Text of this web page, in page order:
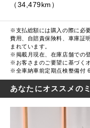
（34,479km）
※支払総額には購入の際に必
費用、自賠責保険料、車庫証
まれています。
※掲載月現在、在庫店舗での
※お客さまのご要望に基づく
※全車納車前定期点検整備付
あなたにオススメの